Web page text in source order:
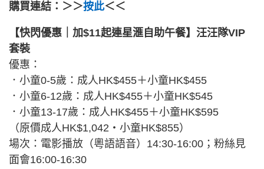
購買連結：＞＞按此＜＜
【快閃優惠｜加$11起連星滙自助午餐】汪汪隊VIP
套裝
優惠：
．小童0-5歲：成人HK$455＋小童HK$455
．小童6-12歲：成人HK$455＋小童HK$545
．小童13-17歲：成人HK$455＋小童HK$595
（原價成人HK$1,042・小童HK$855）
場次：電影播放（粵語語音）14:30-16:00；粉絲見
面會16:00-16:30